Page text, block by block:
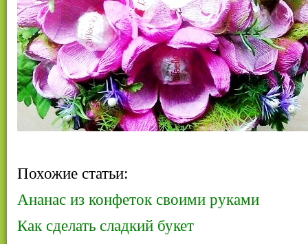
Похожие статьи:
Ананас из конфеток своими руками
Как сделать сладкий букет